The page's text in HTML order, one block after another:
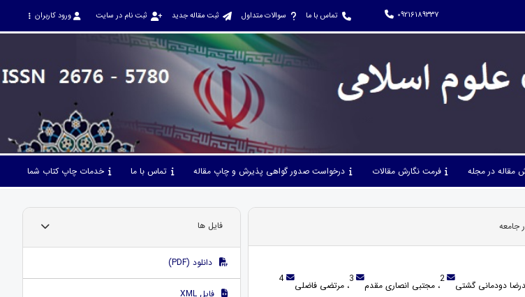
09216189337 تماس با ما سوالات متداول ثبت مقاله جدید ثبت نام در سایت ورود کاربران
مقاله در مجله فرمت نگارش مقالات درخواست صدور گواهی پذیرش و چاپ مقاله تماس با ما خدمات چاپ کتاب شما
جامعه
دودمانی گشتی 2، مجتبی انصاری مقدم 3، مرتضی فاضلی 4
فایل ها
دانلود (PDF)
فایل XML